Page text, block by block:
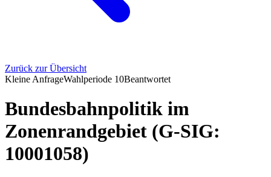
Zurück zur Übersicht
Kleine AnfrageWahlperiode 10Beantwortet
Bundesbahnpolitik im
Zonenrandgebiet (G-SIG:
10001058)